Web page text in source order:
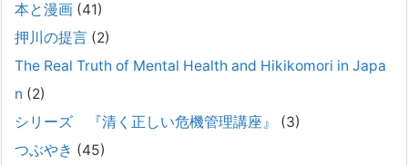
い場合、家[...]
#041 将来を案じる「きょうだい」必見②きょうだ
いに精神疾患が疑われる家族がいて、家族間トラブル
で困っている方へ
2025年8月11日
長年問題解決に至らない家族のパターンのうち、弊社の相談で多い事例
本と漫画 (41)
押川の提言 (2)
The Real Truth of Mental Health and Hikikomori in Japa
n (2)
シリーズ 『清く正しい危機管理講座』
(3)
つぶやき (45)